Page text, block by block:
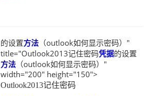
的设置方法 （outlook如何显示密码）"
title="Outlook2013记住密码凭据的设置
方法 （outlook如何显示密码）"
width="200" height="150">
Outlook2013记住密码